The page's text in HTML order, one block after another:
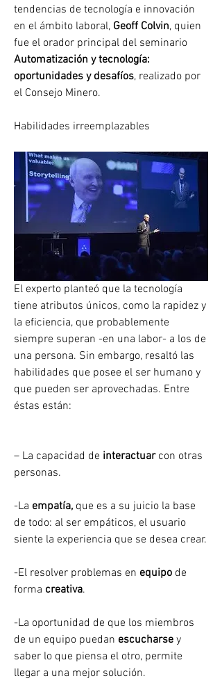
tendencias de tecnología e innovación
en el ámbito laboral, Geoff Colvin, quien
Automatización y tecnología:
oportunidades y desafíos, realizado por
el Consejo Minero.
Habilidades irreemplazables
El experto planteó que la tecnología
tiene atributos únicos, como la rapidez y
la eficiencia, que probablemente
siempre superan -en una labor- a los de
una persona. Sin embargo, resaltó las
habilidades que posee el ser humano y
que pueden ser aprovechadas. Entre
éstas están:
– La capacidad de interactuar con otras
personas.
-La empatía, que es a su juicio la base
de todo: al ser empáticos, el usuario
siente la experiencia que se desea crear.
-El resolver problemas en equipo de
forma creativa.
-La oportunidad de que los miembros
de un equipo puedan escucharse y
saber lo que piensa el otro, permite
llegar a una mejor solución.